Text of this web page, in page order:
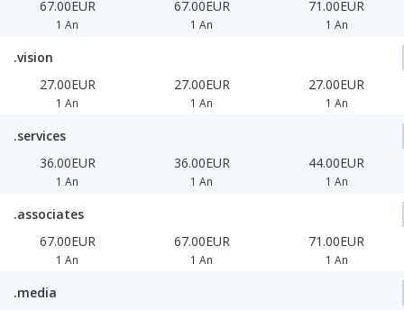
67.00EUR
1 An
67.00EUR
1 An
71.00EUR
1 An
.vision
27.00EUR
1 An
27.00EUR
1 An
27.00EUR
1 An
.services
36.00EUR
1 An
36.00EUR
1 An
44.00EUR
1 An
.associates
67.00EUR
1 An
67.00EUR
1 An
71.00EUR
1 An
.media